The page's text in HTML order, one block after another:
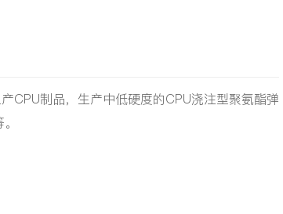
CPU制品，生产中低硬度的CPU浇注型聚氨酯弹